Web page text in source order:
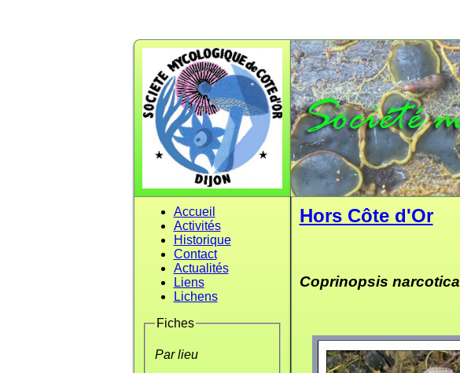
Accueil
Activités
Historique
Contact
Actualités
Liens
Lichens
Fiches
Par lieu
Hors Côte d'Or
Coprinopsis narcotica